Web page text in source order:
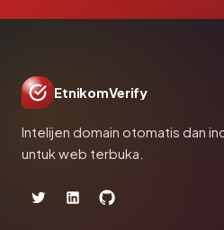
EtnikomVerify
Intelijen domain otomatis dan
untuk web terbuka.